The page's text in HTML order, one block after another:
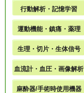
行動解析・記憶学習
運動機能・鎮痛・薬理
生理・切片・生体信号
血流計・血圧・画像解析
麻酔器/手術時使用機器